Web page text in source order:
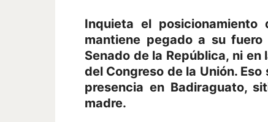
Inquieta el posicionamiento
mantiene pegado a su
Senado de la República, ni
del Congreso de la Unión.
presencia en Badiraguato,
madre.